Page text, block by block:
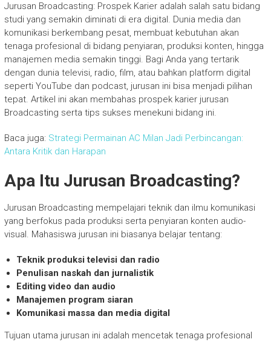
Jurusan Broadcasting: Prospek Karier adalah salah satu bidang
studi yang semakin diminati di era digital. Dunia media dan
komunikasi berkembang pesat, membuat kebutuhan akan
tenaga profesional di bidang penyiaran, produksi konten, hingga
manajemen media semakin tinggi. Bagi Anda yang tertarik
dengan dunia televisi, radio, film, atau bahkan platform digital
seperti YouTube dan podcast, jurusan ini bisa menjadi pilihan
tepat. Artikel ini akan membahas prospek karier jurusan
Broadcasting serta tips sukses menekuni bidang ini.
Baca juga: Strategi Permainan AC Milan Jadi Perbincangan:
Antara Kritik dan Harapan
Apa Itu Jurusan Broadcasting?
Jurusan Broadcasting mempelajari teknik dan ilmu komunikasi
yang berfokus pada produksi serta penyiaran konten audio-
visual. Mahasiswa jurusan ini biasanya belajar tentang:
Teknik produksi televisi dan radio
Penulisan naskah dan jurnalistik
Editing video dan audio
Manajemen program siaran
Komunikasi massa dan media digital
Tujuan utama jurusan ini adalah mencetak tenaga profesional